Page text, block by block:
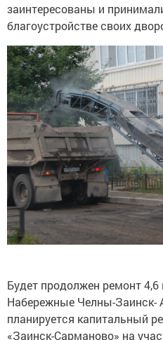
заинтересованы и
благоустройстве своих
Будет продолжен ремонт 4,6
Набережные Челны-Заинск-
планируется капитальный
«Заинск-Сарманово» на